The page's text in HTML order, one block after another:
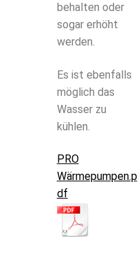
behalten oder
sogar erhöht
werden.
Es ist ebenfalls
möglich das
Wasser zu
kühlen.
PRO
Wärmepumpen.p
df